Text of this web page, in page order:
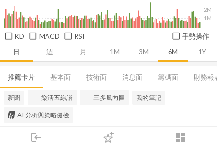
login dashboard
下單
日 週 月 1M 3M 6M 1Y
1M
2M
KD MACD RSI 手勢操作
推薦卡片 基本面 技術面 消息面 籌碼面 財務報
新聞 樂活五線譜 三多風向圖 我的筆記
AI 分析與策略健檢